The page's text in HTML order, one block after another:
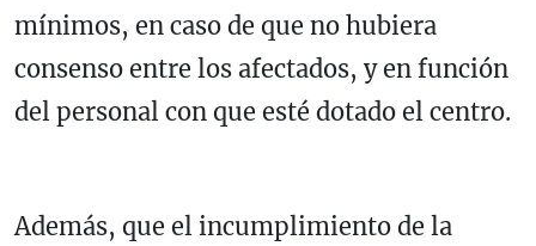
mínimos, en caso de que no hubiera
consenso entre los afectados, y en función
del personal con que esté dotado el centro.
Además, que el incumplimiento de la